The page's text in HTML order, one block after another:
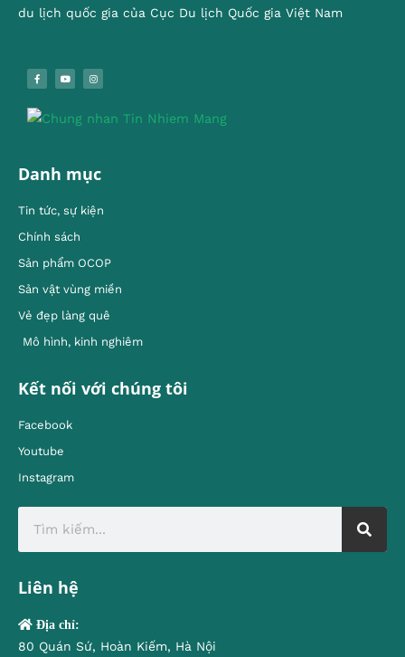
du lịch quốc gia của Cục Du lịch Quốc gia Việt Nam
Danh mục
Tin tức, sự kiện
Chính sách
Sản phẩm OCOP
Sản vật vùng miền
Vẻ đẹp làng quê
Mô hình, kinh nghiêm
Kết nối với chúng tôi
Facebook
Youtube
Instagram
Liên hệ
Địa chỉ:
80 Quán Sứ, Hoàn Kiếm, Hà Nội